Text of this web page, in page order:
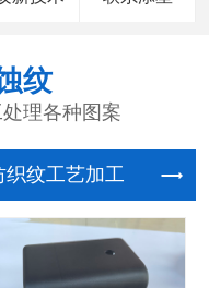
纹
理各种图案
织纹工 几